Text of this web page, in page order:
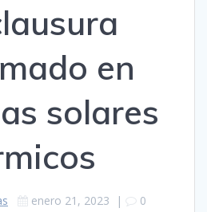
en
solares
enero 21, 2023 | 0